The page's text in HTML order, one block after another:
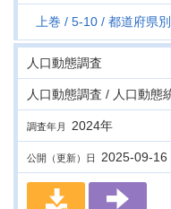
上巻 5-10 都道府県
人口動態調査
人口動態調査 / 人口動態
調査年月 2024年
公開（更新）日 2025-09-16